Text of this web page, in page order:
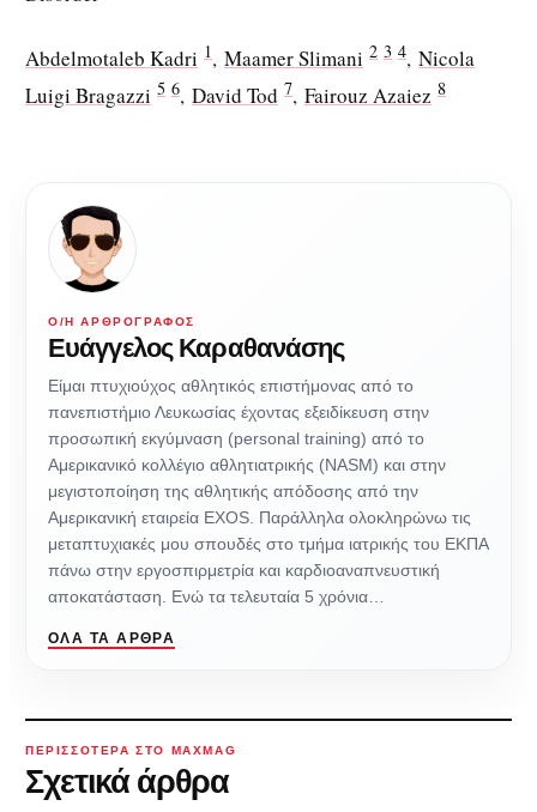
Abdelmotaleb Kadri 1, Maamer Slimani 2 3 4, Nicola
Luigi Bragazzi 5 6, David Tod 7, Fairouz Azaiez 8
Ο/Η ΑΡΘΡΟΓΡΆΦΟΣ
Ευάγγελος Καραθανάσης
Είμαι πτυχιούχος αθλητικός επιστήμονας από το
πανεπιστήμιο Λευκωσίας έχοντας εξειδίκευση στην
προσωπική εκγύμναση (personal training) από το
Αμερικανικό κολλέγιο αθλητιατρικής (NASM) και στην
μεγιστοποίηση της αθλητικής απόδοσης από την
Αμερικανική εταιρεία EXOS. Παράλληλα ολοκληρώνω τις
μεταπτυχιακές μου σπουδές στο τμήμα ιατρικής του ΕΚΠΑ
πάνω στην εργοσπιρμετρία και καρδιοαναπνευστική
αποκατάσταση. Ενώ τα τελευταία 5 χρόνια…
ΌΛΑ ΤΑ ΆΡΘΡΑ
ΠΕΡΙΣΣΌΤΕΡΑ ΣΤΟ MAXMAG
Σχετικά άρθρα